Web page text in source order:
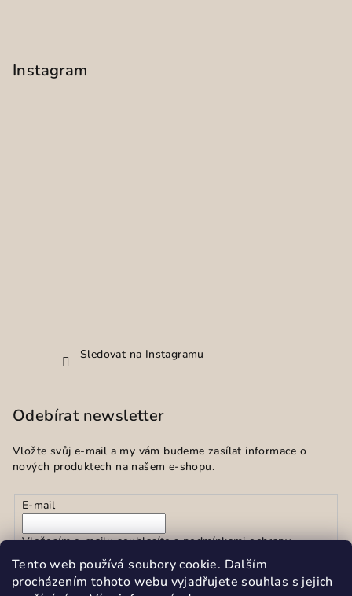
Tento web používá soubory cookie. Dalším
procházením tohoto webu vyjadřujete souhlas s jejich
Instagram
Sledovat na Instagramu
Odebírat newsletter
Vložte svůj e-mail a my vám budeme zasílat informace o
nových produktech na našem e-shopu.
E-mail
Vložením e-mailu souhlasíte spodmínkami ochrany
osobních údajů